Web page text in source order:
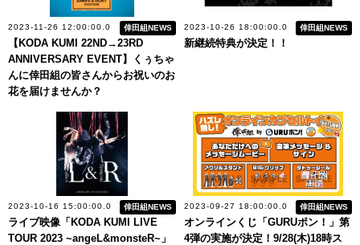
2023-11-26 12:00:00.0 倖田組NEWS
【KODA KUMI 22ND→23RD
ANNIVERSARY EVENT】くぅちゃ
んに倖田組の皆さんからお祝いのお
花を届けませんか？
2023-10-26 18:00:00.0 倖田組NEWS
新継続特典が決定！！
2023-10-16 15:00:00.0 倖田組NEWS
ライブ映像「KODA KUMI LIVE
TOUR 2023 ~angeL&monsteR~」
2023-09-27 18:00:00.0 倖田組NEWS
オンラインくじ「GURUポン！」第
4弾の実施が決定！9/28(木)18時ス